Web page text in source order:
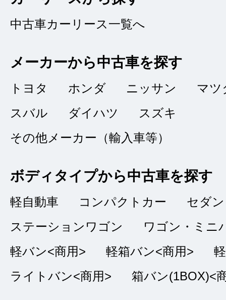
ました。
4 点
2025/01/11
リーズナブ
Ｅｉｓｈｉｎｎ
｜ 雰囲
も親切丁寧に接客
中古車カーリース一覧へ
メーカーから中古車を探す
トヨタ ホンダ ニッサン
マツ
スバル
ダイハツ
スズキ
その他メーカー（輸入車等）
ボディタイプから中古車を探す
軽自動車 コンパクトカー
セダン
ステーションワゴン
ワゴン・ミニ
軽バン<商用>
軽箱バン<商用>
ライトバン<商用>
箱バン(1BOX)<